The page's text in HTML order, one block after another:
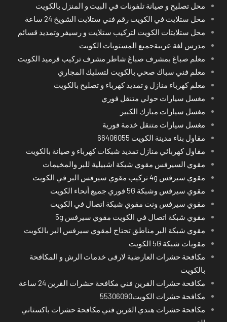
محل تصليح و صيانة تلفونات في البيت و المنزل بالكويت
محل ستلايت في الكويت رقم فني ستلايت الشويخ 24 ساعة
محل ستلايتات الكويت لتركيب ستلايت و رسيفر وتمديد قسائم
مدرس لغة عربيةجميع المستويات الكويت
معلم صباغ بمشرف صباغ شاطر مشرف تركيب قرميد الكويت
معلم فني سباك صحي بالكويت لتسليك المجاري
معلم كهرباء منازل و تمديد كهرباء و تصليح بالكويت
مغسل سيارات حولي متنقل فوري
مغسل سيارات مبارك الكبير
مغسل سيارات متنقل خدمة فورية
مقاول بناء مدينة الكويت 66406055
مقاول كهربائي منازل تمديد شبكات كهرباء و صيانة بالكويت
مقوي السيرفس مقوي شبكة اشبيلية للبر والمخيمات
مقوي سيرفس 4g تركيب مقوي سيرفس البر في الكويت
مقوي سيرفس وشبكة 5G فوري جميع أنحاء الكويت
مقوي سيرفس ونت مقوي شبكة اتصال في الكويت
مقوي شبكة اتصال في الكويت مقوي سيرفس 5g
مقوي شبكة البر مناطق تحتاج لمقوي سيرفس البر بالكويت
مقويات شبكة 5G الكويت
مكافحة حشرات العارضية لارقى خدمات الرش و المكافحة
بالكويت
مكافحة حشرات القرين فني مكافحة حشرات القرين 24 ساعة
مكافحة حشرات الكويت55306090
مكافحة حشرات هندي القرين فني مكافحة حشرات باكستاني